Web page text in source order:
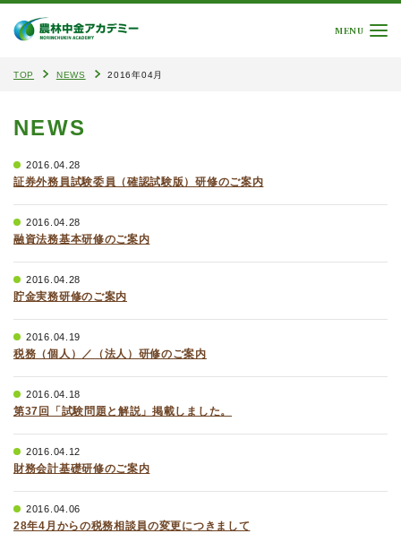
MENU
TOP NEWS 2016年04月
NEWS
2016.04.28
証券外務員試験委員（確認試験版）研修のご案内
2016.04.28
融資法務基本研修のご案内
2016.04.28
貯金実務研修のご案内
2016.04.19
税務（個人）／（法人）研修のご案内
2016.04.18
第37回「試験問題と解説」掲載しました。
2016.04.12
財務会計基礎研修のご案内
2016.04.06
28年4月からの税務相談員の変更につきまして